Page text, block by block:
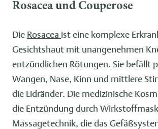
Rosacea und Couperose
Die Rosacea ist eine komplexe
Gesichtshaut mit unangenehmen
entzündlichen Rötungen. Sie befällt
Wangen, Nase, Kinn und mittlere
die Lidränder. Die medizinische
die Entzündung durch
Massagetechnik, die das